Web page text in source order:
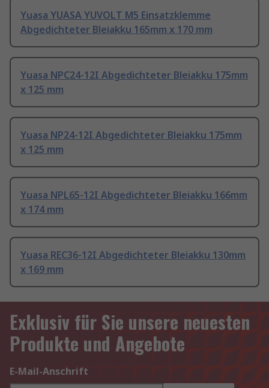
Yuasa YUASA YUVOLT M5 Einsatzklemme
Abgedichteter Bleiakku 165mm x 170 mm
Yuasa NPC24-12I Abgedichteter Bleiakku 175mm
x 125 mm
Yuasa NP24-12I Abgedichteter Bleiakku 175mm
x 125 mm
Yuasa NPL65-12I Abgedichteter Bleiakku 166mm
x 174 mm
Yuasa REC36-12I Abgedichteter Bleiakku 130mm
x 169 mm
Exklusiv für Sie unsere neuesten
Produkte und Angebote
E-Mail-Anschrift